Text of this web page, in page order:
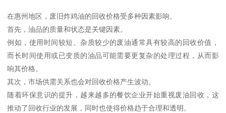
在惠州地区，废旧炸鸡油的回收价格受多种因素影响。
首先，油品的质量和状态是关键因素。
例如，使用时间较短、杂质较少的废油通常具有较高的回收价值，
而长时间使用或已变质的油品可能需要更复杂的处理过程，从而影
响其价格。
其次，市场供需关系也会对回收价格产生波动。
随着环保意识的提升，越来越多的餐饮企业开始重视废油回收，这
推动了回收行业的发展，同时也使得价格趋于合理和透明。